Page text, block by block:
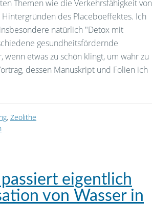
Themen wie die Verkehrsfähigkeit von
des Placeboeffektes. Ich
natürlich "Detox mit
gesundheitsfördernde
etwas zu schön klingt, um wahr zu
dessen Manuskript und Folien ich
, Zeolithe
eigentlich
von Wasser in